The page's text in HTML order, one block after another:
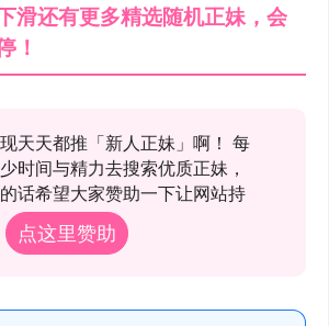
滑还有更多精选随机正妹，会
！
天天都推「新人正妹」啊！ 每
时间与精力去搜索优质正妹，
话希望大家赞助一下让网站持
点这里赞助